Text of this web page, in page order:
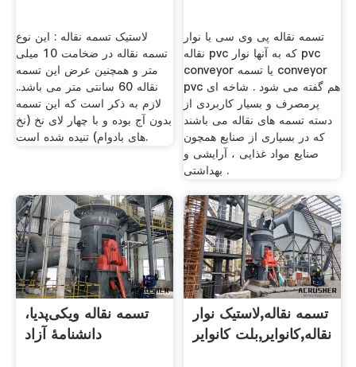
لاستیک تسمه نقاله : این نوع
تسمه نقاله در ضخامت 10 میلی
متر و همچنین عرض این تسمه
نقاله 60 سانتی متر می باشد..
لازم به ذکر است که این تسمه
بدون آج بوده و با چهار لای نخ (نخ
های بادوام) تنیده شده است.
تسمه نقاله پی وی سی یا نوار
نقاله pvc که به آنها نوار pvc
conveyor یا تسمه conveyor
pvc هم گفته می شود . شاخه ای
پرمصرف و بسیار کاربردی از
دسته تسمه های نقاله می باشند
که در بسیاری از صنایع همچون
صنایع مواد غذایی ، آرایشی و
بهداشتی .
تسمه نقاله ویکی‌پدیا،
دانشنامهٔ آزاد
تسمه نقاله,لاستیک نوار
نقاله,کانوایر,بلت کانوایر